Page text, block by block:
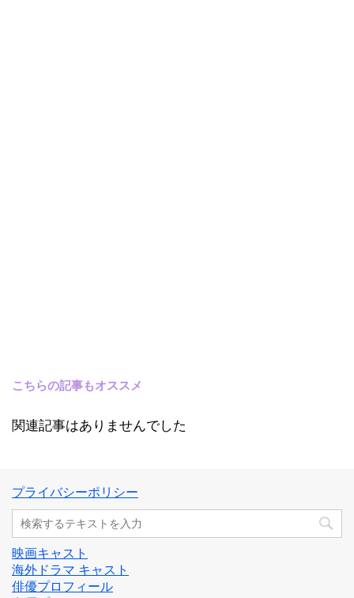
こちらの記事もオススメ
関連記事はありませんでした
プライバシーポリシー
映画キャスト
海外ドラマ キャスト
俳優プロフィール